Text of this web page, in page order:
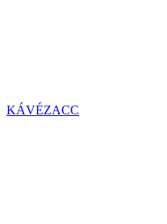
KÁVÉZACC